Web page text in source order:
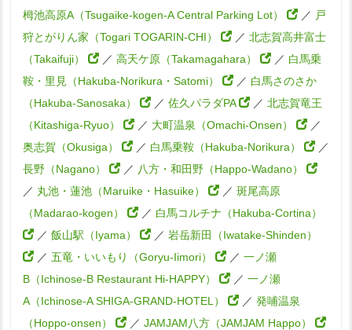
栂池高原A（Tsugaike-kogen-A Central Parking Lot）
／ 戸
狩とがりん家（Togari TOGARIN-CHI）
／ 北志賀高井富士
（Takaifuji）
／ 高天ケ原（Takamagahara） ／ 白馬乗
鞍・里見（Hakuba-Norikura・Satomi）
／ 白馬さのさか
（Hakuba-Sanosaka）
／ 佐久パラダPA ／ 北志賀竜王
（Kitashiga-Ryuo）
／ 大町温泉（Omachi-Onsen）
／
奥志賀（Okusiga）
／ 白馬乗鞍（Hakuba-Norikura）
／
長野（Nagano）
／ 八方・和田野（Happo-Wadano）
／ 丸池・蓮池（Maruike・Hasuike） ／ 斑尾高原
（Madarao-kogen）
／ 白馬コルチナ（Hakuba-Cortina）
／ 飯山駅（Iyama） ／ 岩岳新田（Iwatake-Shinden）
／ 五竜・いいもり（Goryu-Iimori） ／ 一ノ瀬
B（Ichinose-B Restaurant Hi-HAPPY）
／ 一ノ瀬
A（Ichinose-A SHIGA-GRAND-HOTEL）
／ 発哺温泉
（Hoppo-onsen）
／ JAMJAM八方（JAMJAM Happo）